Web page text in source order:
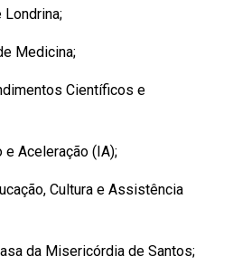
Medicina;
Científicos e
Aceleração (IA);
Cultura e Assistência
da Misericórdia de Santos;